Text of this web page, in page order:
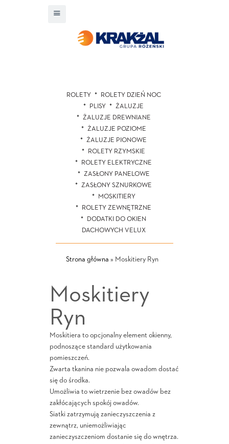
ROLETY
ROLETY DZIEŃ NOC
PLISY
ŻALUZJE
ŻALUZJE DREWNIANE
ŻALUZJE POZIOME
ŻALUZJE PIONOWE
ROLETY RZYMSKIE
ROLETY ELEKTRYCZNE
ZASŁONY PANELOWE
ZASŁONY SZNURKOWE
MOSKITIERY
ROLETY ZEWNĘTRZNE
DODATKI DO OKIEN
DACHOWYCH VELUX
Strona główna » Moskitiery Ryn
Moskitiery
Ryn
Moskitiera to opcjonalny element okienny,
podnoszące standard użytkowania
pomieszczeń.
Zwarta tkanina nie pozwala owadom dostać
się do środka.
Umożliwia to wietrzenie bez owadów bez
zakłócających spokój owadów.
Siatki zatrzymują zanieczyszczenia z
zewnątrz, uniemożliwiając
zanieczyszczeniom dostanie się do wnętrza.